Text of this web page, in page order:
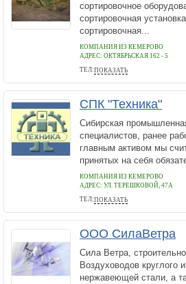
сортировочное
сортировочная
сортировочная...
КОМПАНИЯ ИЗ КЕМЕРОВО
АДРЕС: ОКТЯБРЬСКАЯ 162 - 5
ТЕЛ:ПОКАЗАТЬ
74162425555
СПК "Техника"
Сибирская
специалистов, ранее
главным активом мы
принятых на себя
КОМПАНИЯ ИЗ КЕМЕРОВО
АДРЕС: УЛ. ТЕРЕШКОВОЙ, 47А
ТЕЛ:ПОКАЗАТЬ
(3842) 31-33-50
ООО СилаВетра
Сила Ветра,
Воздуховодов круглого
нержавеющей стали, а